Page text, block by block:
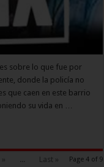
sobre lo que fue por
donde la policía no
que caen en este barrio
su vida en …
Page 4 of 9
» Last »